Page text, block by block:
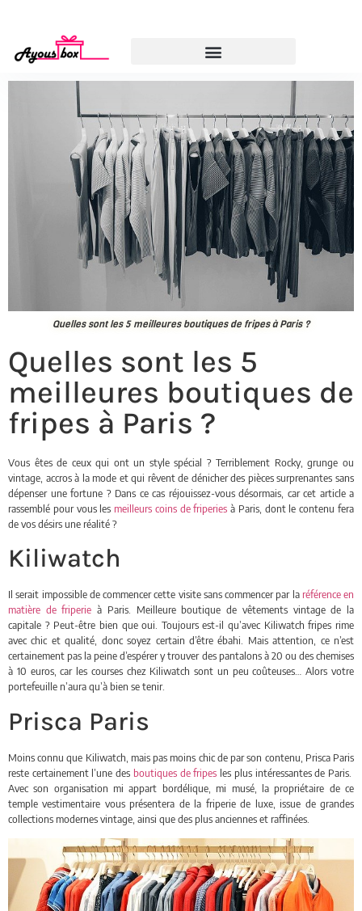
Quelles sont les 5 meilleures boutiques de fripes à Paris ?
Quelles sont les 5
meilleures boutiques de
fripes à Paris ?
Vous êtes de ceux qui ont un style spécial ? Terriblement Rocky, grunge ou
vintage, accros à la mode et qui rêvent de dénicher des pièces surprenantes sans
dépenser une fortune ? Dans ce cas réjouissez-vous désormais, car cet article a
rassemblé pour vous les meilleurs coins de friperies à Paris, dont le contenu fera
de vos désirs une réalité ?
Kiliwatch
Il serait impossible de commencer cette visite sans commencer par la référence en
matière de friperie à Paris. Meilleure boutique de vêtements vintage de la
capitale ? Peut-être bien que oui. Toujours est-il qu’avec Kiliwatch fripes rime
avec chic et qualité, donc soyez certain d’être ébahi. Mais attention, ce n’est
certainement pas la peine d’espérer y trouver des pantalons à 20 ou des chemises
à 10 euros, car les courses chez Kiliwatch sont un peu coûteuses… Alors votre
portefeuille n’aura qu’à bien se tenir.
Prisca Paris
Moins connu que Kiliwatch, mais pas moins chic de par son contenu, Prisca Paris
reste certainement l’une des boutiques de fripes les plus intéressantes de Paris.
Avec son organisation mi appart bordélique, mi musé, la propriétaire de ce
temple vestimentaire vous présentera de la friperie de luxe, issue de grandes
collections modernes vintage, ainsi que des plus anciennes et raffinées.